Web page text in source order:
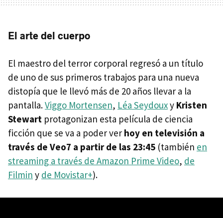
El arte del cuerpo
El maestro del terror corporal regresó a un título
de uno de sus primeros trabajos para una nueva
distopía que le llevó más de 20 años llevar a la
pantalla.Viggo Mortensen, Léa Seydouxy Kristen
Stewart protagonizan esta película de ciencia
ficción que se va a poder ver hoy en televisión a
través de Veo7 a partir de las 23:45 (también en
streaming a través de Amazon Prime Video, de
Filmin y de Movistar+).